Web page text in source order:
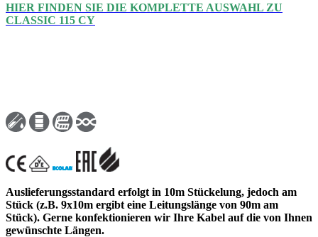
HIER FINDEN SIE DIE KOMPLETTE AUSWAHL ZU
CLASSIC 115 CY
Auslieferungsstandard erfolgt in 10m Stückelung, jedoch am
Stück (z.B. 9x10m ergibt eine Leitungslänge von 90m am
Stück). Gerne konfektionieren wir Ihre Kabel auf die von Ihnen
gewünschte Längen.